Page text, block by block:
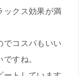
ックス効果が満
でコスパもいい
すね。